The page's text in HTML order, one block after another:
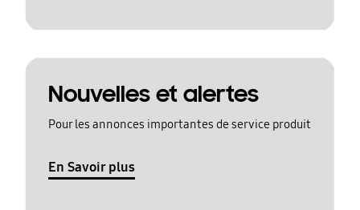
Nouvelles et alertes
Pour les annonces importantes de service produit
En Savoir plus